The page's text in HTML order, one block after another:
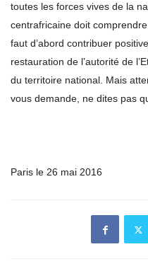
toutes les forces vives de la
centrafricaine doit
faut d’abord contribuer
restauration de l’autorité de
du territoire national. Mais
vous demande, ne dites pas
Paris le 26 mai 2016